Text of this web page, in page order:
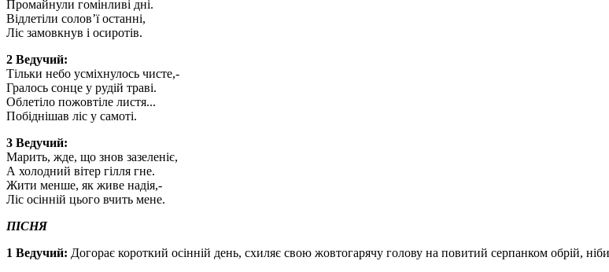
Промайнули гомінливі дні.
Відлетіли солов’ї останні,
Ліс замовкнув і осиротів.
2 Ведучий:
Тільки небо усміхнулось чисте,-
Гралось сонце у рудій траві.
Облетіло пожовтіле листя...
Побіднішав ліс у самоті.
3 Ведучий:
Марить, жде, що знов зазеленіє,
А холодний вітер гілля гне.
Жити менше, як живе надія,-
Ліс осінній цього вчить мене.
ПІСНЯ
1 Ведучий: Догорає короткий осінній день, схиляє свою жовтогарячу голову на повитий серпанком обрій,